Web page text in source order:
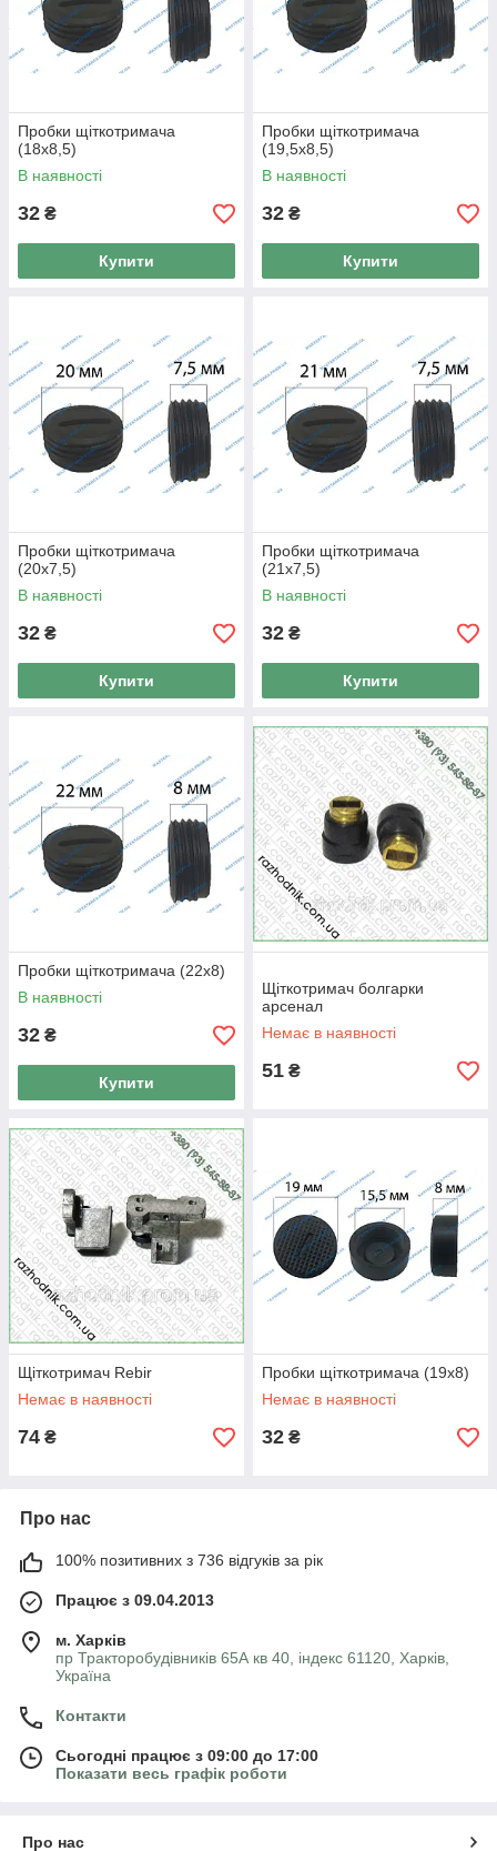
Пробки щіткотримача
(18x8,5)
В наявності
32 ₴
Купити
Пробки щіткотримача
(19,5x8,5)
В наявності
32 ₴
Купити
Пробки щіткотримача
(20x7,5)
В наявності
32 ₴
Купити
Пробки щіткотримача
(21x7,5)
В наявності
32 ₴
Купити
Пробки щіткотримача (22x8)
В наявності
32 ₴
Купити
Щіткотримач болгарки
арсенал
Немає в наявності
51 ₴
Щіткотримач Rebir
Немає в наявності
74 ₴
Пробки щіткотримача (19x8)
Немає в наявності
32 ₴
Про нас
100% позитивних з 736 відгуків за рік
Працює з 09.04.2013
м. Харків
пр Тракторобудівників 65А кв 40, індекс 61120, Харків,
Україна
Контакти
Сьогодні працює з 09:00 до 17:00
Показати весь графік роботи
Про нас